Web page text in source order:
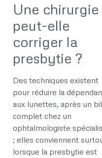
Une chirurgie
peut-elle
corriger la
presbytie ?
Des techniques existent
pour réduire la
aux lunettes, après un
complet chez un
ophtalmologiste
; elles conviennent
lorsque la presbytie est